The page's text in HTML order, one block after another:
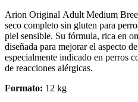
Arion Original Adult Medium
seco completo sin gluten para
piel sensible. Su fórmula, rica en
diseñada para mejorar el aspecto
especialmente indicado en perros
de reacciones alérgicas.
Formato: 12 kg